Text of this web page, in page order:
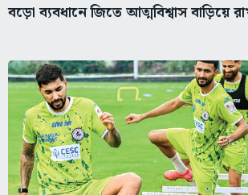
বড়ো ব্যবধানে জিতে আত্মবিশ্বাস বাড়িয়ে